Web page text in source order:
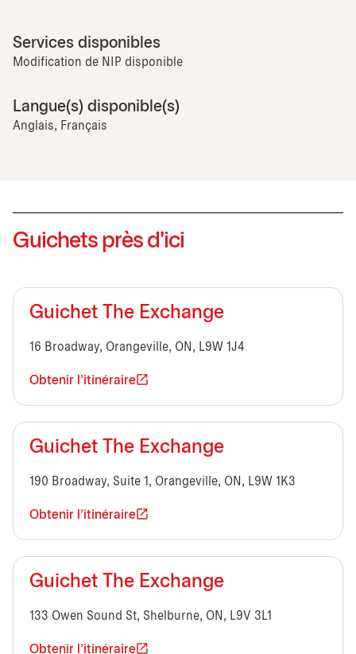
Services disponibles
Modification de NIP disponible
Langue(s) disponible(s)
Anglais, Français
Guichets près d'ici
Guichet The Exchange
16 Broadway, Orangeville, ON, L9W 1J4
Obtenir l'itinéraire
Guichet The Exchange
190 Broadway, Suite 1, Orangeville, ON, L9W 1K3
Obtenir l'itinéraire
Guichet The Exchange
133 Owen Sound St, Shelburne, ON, L9V 3L1
Obtenir l'itinéraire